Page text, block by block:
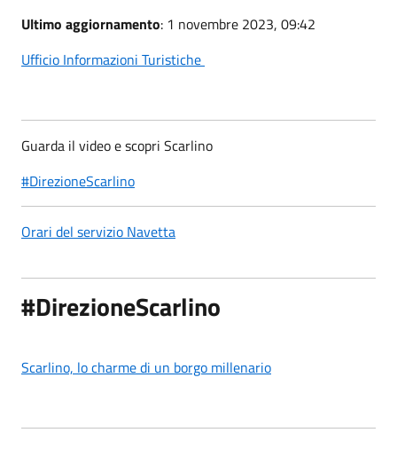
Ultimo aggiornamento: 1 novembre 2023, 09:42
Ufficio Informazioni Turistiche
Guarda il video e scopri Scarlino
#DirezioneScarlino
Orari del servizio Navetta
#DirezioneScarlino
Scarlino, lo charme di un borgo millenario